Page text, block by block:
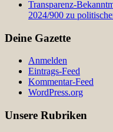
Transparenz-
2024/900 zu
Deine Gazette
Anmelden
Eintrags-Feed
Kommentar-Feed
WordPress.org
Unsere Rubriken